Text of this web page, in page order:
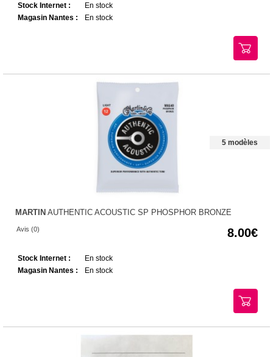
Stock Internet :
En stock
Magasin Nantes :
En stock
5 modèles
MARTIN AUTHENTIC ACOUSTIC SP PHOSPHOR BRONZE
Avis (0) 8.00
Stock Internet :
En stock
Magasin Nantes :
En stock